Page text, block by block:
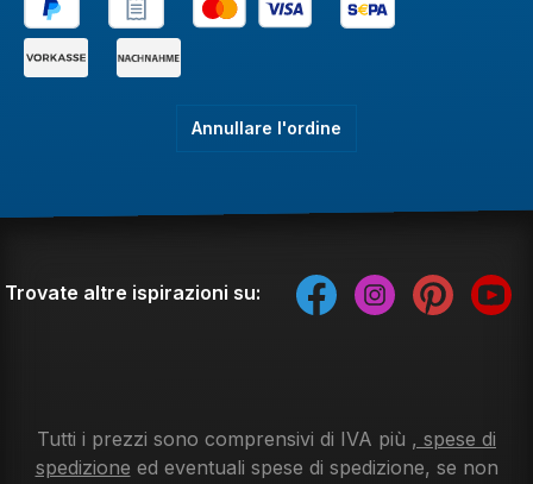
Annullare l'ordine
Trovate altre ispirazioni su:
Tutti i prezzi sono comprensivi di IVA più , spese di
spedizione ed eventuali spese di spedizione, se non